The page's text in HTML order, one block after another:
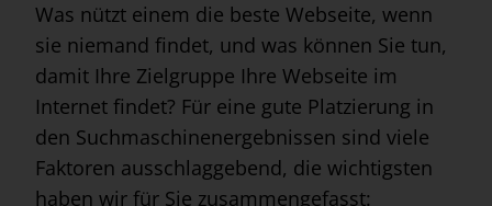
Was nützt einem die beste Webseite, wenn
sie niemand findet, und was können Sie tun,
damit Ihre Zielgruppe Ihre Webseite im
Internet findet? Für eine gute Platzierung in
den Suchmaschinenergebnissen sind viele
Faktoren ausschlaggebend, die wichtigsten
haben wir für Sie zusammengefasst: